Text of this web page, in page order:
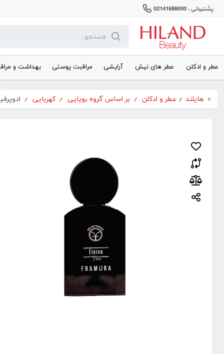
پشتیبانی : 02141688000
عطر و ادکلن عطر های نیش آرایشی مراقبت پوستی بهداشت و
هایلند / عطر و ادکلن / بر اساس گروه بویایی / کهربایی /